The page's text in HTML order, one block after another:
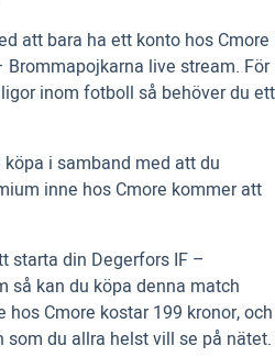
att bara ha ett konto hos Cmore
live stream. För
inom fotboll så behöver du ett
i samband med att du
inne hos Cmore kommer att
starta din Degerfors IF –
så kan du köpa denna match
Cmore kostar 199 kronor, och
du allra helst vill se på nätet.